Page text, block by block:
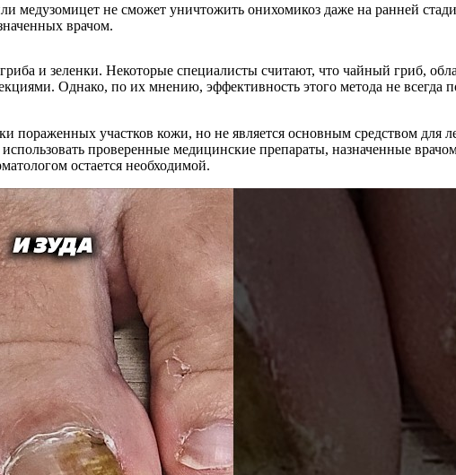
медузомицет не сможет уничтожить онихомикоз даже на ранней
врачом.
и зеленки. Некоторые специалисты считают, что чайный гриб,
Однако, по их мнению, эффективность этого метода не всегда
пораженных участков кожи, но не является основным средством для
проверенные медицинские препараты, назначенные
остается необходимой.